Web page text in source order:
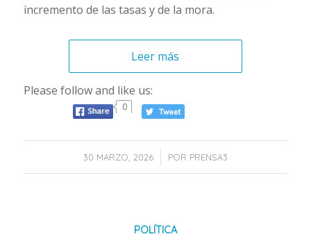
incremento de las tasas y de la mora.
Leer más
Please follow and like us:
0
30 MARZO, 2026
/ POR PRENSA3
POLÍTICA